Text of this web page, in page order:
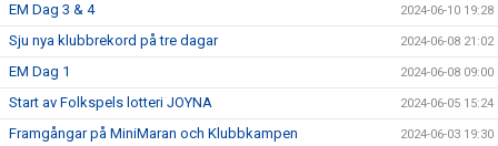
EM Dag 3 & 4 2024-06-10 19:28
Sju nya klubbrekord på tre dagar 2024-06-08 21:02
EM Dag 1 2024-06-08 09:00
Start av Folkspels lotteri JOYNA 2024-06-05 15:24
Framgångar på MiniMaran och Klubbkampen 2024-06-03 19:30